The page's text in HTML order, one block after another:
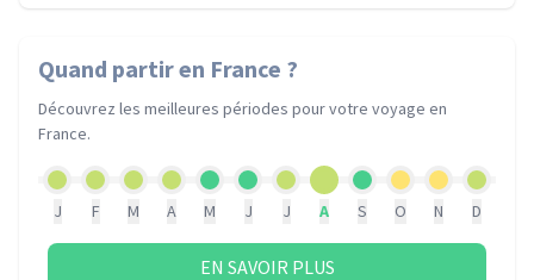
Quand partiren France ?
Découvrez les meilleures périodes pour votre voyage en
France.
J F M A M J J A S O N D
EN SAVOIR PLUS